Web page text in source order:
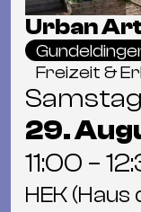
Urban
Freizeit &
Samstag
29.
11:00 –
HEK